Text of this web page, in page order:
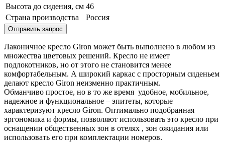
Высота до сидения, см 46
Страна производства
Россия
Отправить запрос
Лаконичное кресло Giron может быть выполнено в любом из
множества цветовых решений. Кресло не имеет
подлокотников, но от этого не становится менее
комфортабельным. А широкий каркас с просторным сиденьем
делают кресло Giron неизменно практичным.
Обманчиво простое, но в то же время удобное, мобильное,
надежное и функциональное – эпитеты, которые
характеризуют кресло Giron. Оптимально подобранная
эргономика и формы, позволяют использовать это кресло при
оснащении общественных зон в отелях , зон ожидания или
использовать его при комплектации номеров.